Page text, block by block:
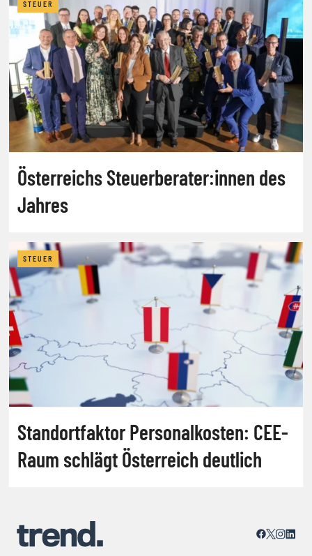
STEUER
Österreichs Steuerberater:innen des
Jahres
STEUER
Standortfaktor Personalkosten: CEE-
Raum schlägt Österreich deutlich